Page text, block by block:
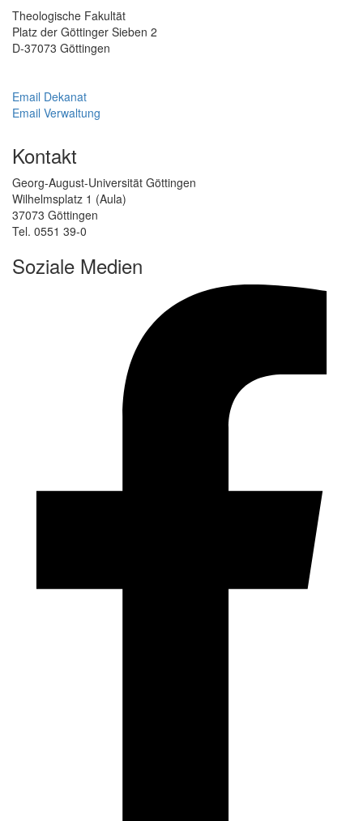
Theologische Fakultät
Platz der Göttinger Sieben 2
D-37073 Göttingen
Email Dekanat
Email Verwaltung
Kontakt
Georg-August-Universität Göttingen
Wilhelmsplatz 1 (Aula)
37073 Göttingen
Tel. 0551 39-0
Soziale Medien